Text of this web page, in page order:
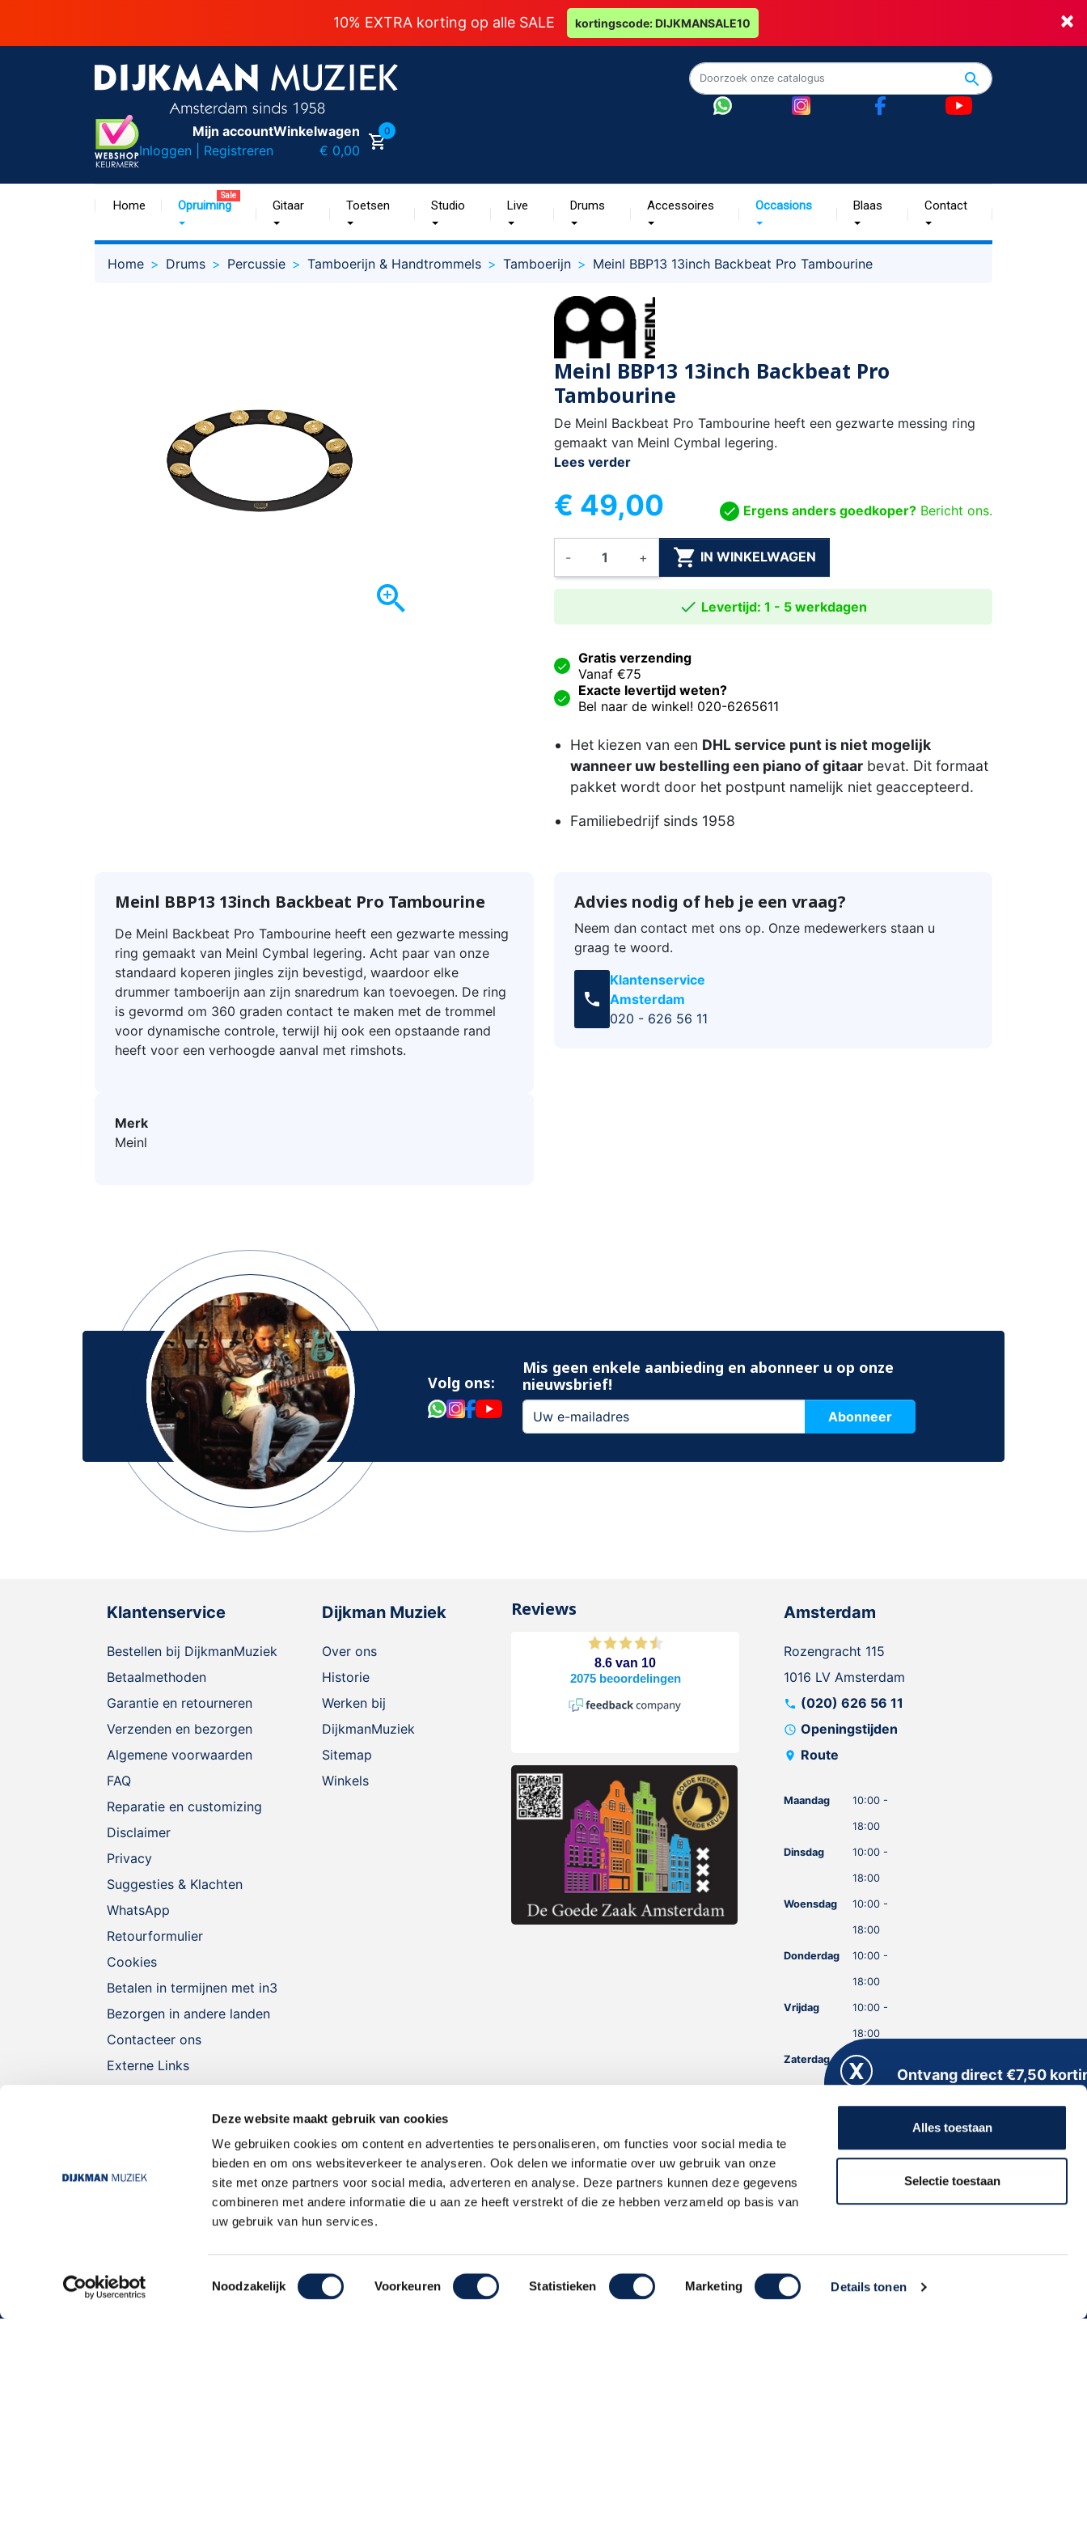
Deze website maakt gebruik van cookies
We gebruiken cookies om content en advertenties te personaliseren, om functies voor social media te
bieden en om ons websiteverkeer te analyseren. Ook delen we informatie over uw gebruik van onze
site met onze partners voor social media, adverteren en analyse. Deze partners kunnen deze gegevens
combineren met andere informatie die u aan ze heeft verstrekt of die ze hebben verzameld op basis van
uw gebruik van hun services.
Toestemmingsselectie
Noodzakelijk Voorkeuren Statistieken Marketing Details tonen
Alles toestaan
Selectie toestaan
×
10% EXTRA korting op alle SALE kortingscode: DIJKMANSALE10
Mijn account
Inloggen | Registreren
Winkelwagen
€ 0,00
0
Home Opruiming
Sale
Gitaar Toetsen Studio Live Drums Accessoires Occasions Blaas Contact
Home Drums Percussie Tamboerijn & Handtrommels Tamboerijn Meinl BBP13 13inch Backbeat Pro Tambourine

Meinl BBP13 13inch Backbeat Pro
Tambourine
De Meinl Backbeat Pro Tambourine heeft een gezwarte messing ring
gemaakt van Meinl Cymbal legering.
Lees verder
€ 49,00 Ergens anders goedkoper? Bericht ons.
- +  IN WINKELWAGEN
 Levertijd: 1 - 5 werkdagen
Gratis verzending
Vanaf €75
Exacte levertijd weten?
Bel naar de winkel! 020-6265611
Het kiezen van een DHL service punt is niet mogelijk
wanneer uw bestelling een piano of gitaarbevat. Dit formaat
pakket wordt door het postpunt namelijk niet geaccepteerd.
Familiebedrijf sinds 1958
Meinl BBP13 13inch Backbeat Pro Tambourine
De Meinl Backbeat Pro Tambourine heeft een gezwarte messing
ring gemaakt van Meinl Cymbal legering. Acht paar van onze
standaard koperen jingles zijn bevestigd, waardoor elke
drummer tamboerijn aan zijn snaredrum kan toevoegen. De ring
is gevormd om 360 graden contact te maken met de trommel
voor dynamische controle, terwijl hij ook een opstaande rand
heeft voor een verhoogde aanval met rimshots.
Merk
Meinl
Advies nodig of heb je een vraag?
Neem dan contact met ons op. Onze medewerkers staan u
graag te woord.
call
Klantenservice
Amsterdam
020 - 626 56 11
Volg ons:
Mis geen enkele aanbieding en abonneer u op onze
nieuwsbrief!
Abonneer
Klantenservice
Bestellen bij DijkmanMuziek
Betaalmethoden
Garantie en retourneren
Verzenden en bezorgen
Algemene voorwaarden
FAQ
Reparatie en customizing
Disclaimer
Privacy
Suggesties & Klachten
WhatsApp
Retourformulier
Cookies
Betalen in termijnen met in3
Bezorgen in andere landen
Contacteer ons
Externe Links
Dijkman Muziek
Over ons
Historie
Werken bij
DijkmanMuziek
Sitemap
Winkels
Reviews Amsterdam
Rozengracht 115
1016 LV Amsterdam
call (020) 626 56 11
schedule Openingstijden
location_on Route
Maandag 10:00 -
18:00
Dinsdag 10:00 -
18:00
Woensdag 10:00 -
18:00
Donderdag 10:00 -
18:00
Vrijdag 10:00 -
18:00
Zaterdag 10:00 -
18:00
Alle prijzen zijn inclusief 21% BTW, tenzij anders vermeld.
Dijkmanmuziek 2026 © | Alle rechten voorbehouden Realisatie De Websmid Algemene Voorwaarden | Privacy
Ontvang direct €7,50
Meld je aan voor onze nieuwsbrief en
direct een persoonlijke kortingscode